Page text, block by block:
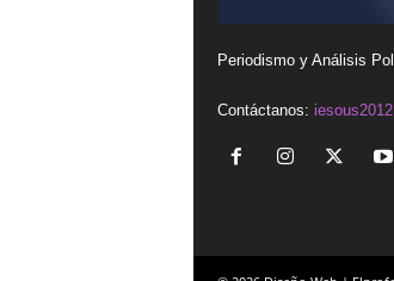
Periodismo y Análisis
Contáctanos: